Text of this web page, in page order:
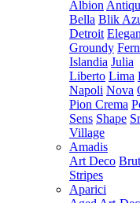
Albion
Bella Blik
Detroit
Groundy Fern
Islandia Julia
Liberto Lima
Napoli Nova
Pion Crema
Sens Shape
Village
Amadis
Art Deco
Stripes
Aparici